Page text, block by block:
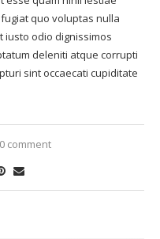
quo voluptas nulla
iusto odio dignissimos
deleniti atque corrupti
sint occaecati cupiditate
0 comment